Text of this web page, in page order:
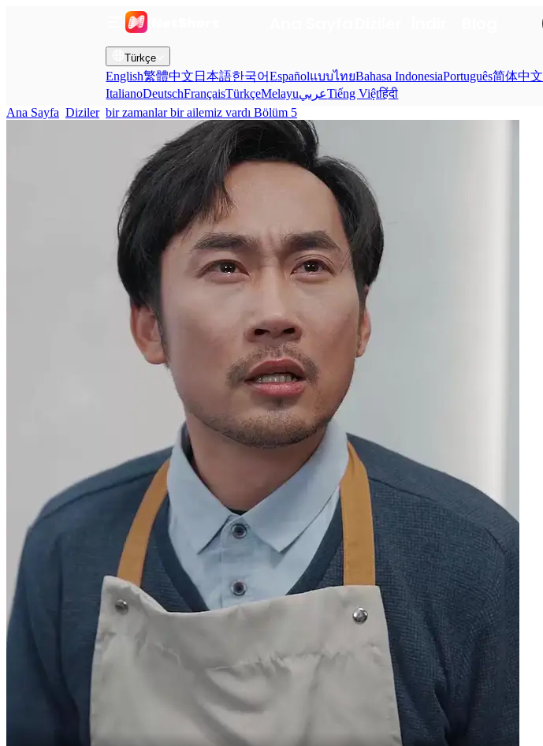
Türkçe
English繁體中文 日本語한국어EspañolแบบไทยBahasa IndonesiaPortuguês简体中文
ItalianoDeutschFrançaisTürkçeMelayuعربيTiếng Việtहिंदी
Ana Sayfa Diziler bir zamanlar bir ailemiz vardı Bölüm 5